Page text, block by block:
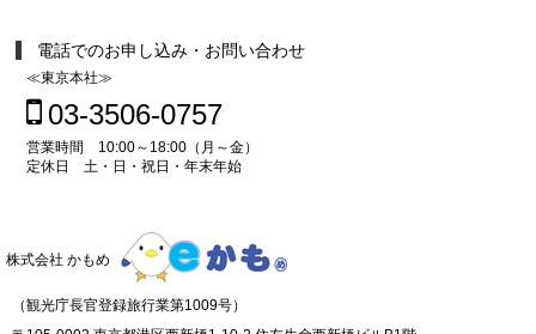
電話でのお申し込み・お問い合わせ
≪東京本社≫
03-3506-0757
営業時間 10:00～18:00（月～金）
定休日 土・日・祝日・年末年始
株式会社 かもめ
（観光庁長官登録旅行業第1009号）